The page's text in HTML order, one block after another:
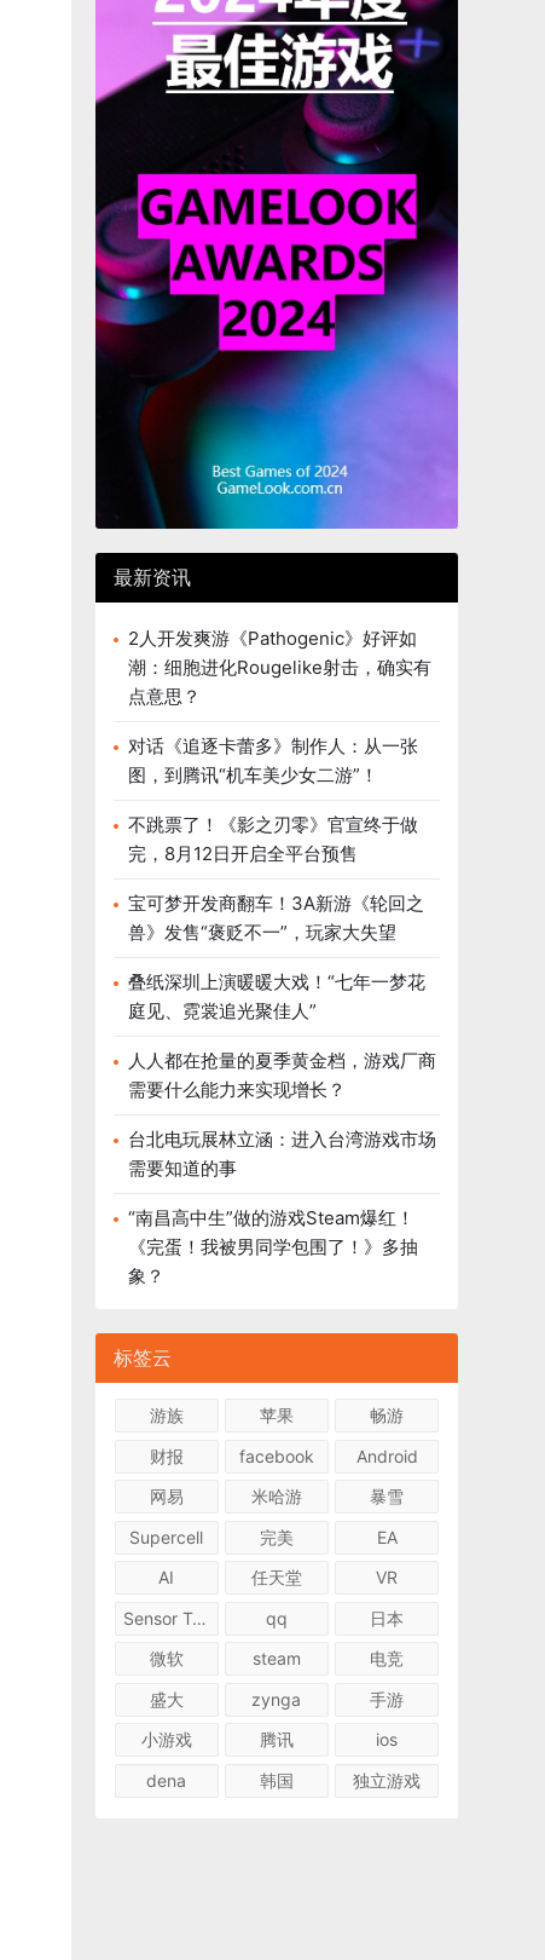
最新资讯
2人开发爽游《Pathogenic》好评如
潮：细胞进化Rougelike射击，确实有
点意思？
对话《追逐卡蕾多》制作人：从一张
图，到腾讯“机车美少女二游”！
不跳票了！《影之刃零》官宣终于做
完，8月12日开启全平台预售
宝可梦开发商翻车！3A新游《轮回之
兽》发售“褒贬不一”，玩家大失望
叠纸深圳上演暖暖大戏！“七年一梦花
庭见、霓裳追光聚佳人”
人人都在抢量的夏季黄金档，游戏厂商
需要什么能力来实现增长？
台北电玩展林立涵：进入台湾游戏市场
需要知道的事
“南昌高中生”做的游戏Steam爆红！
《完蛋！我被男同学包围了！》多抽
象？
标签云
游族 苹果
畅游
财报
facebook
Android
网易
米哈游
暴雪
Supercell
完美
EA
AI
任天堂
VR
Sensor Tower
qq
日本
微软
steam
电竞
盛大
zynga
手游
小游戏
腾讯
ios
dena
韩国 独立游戏